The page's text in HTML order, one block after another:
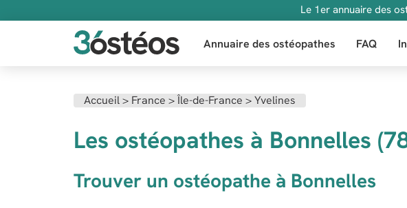
Le 1er annuaire des
Annuaire des ostéopathes FAQ
Accueil> France >Île-de-France >Yvelines
Les ostéopathes à Bonnelles
Trouver un ostéopathe à Bonnelles